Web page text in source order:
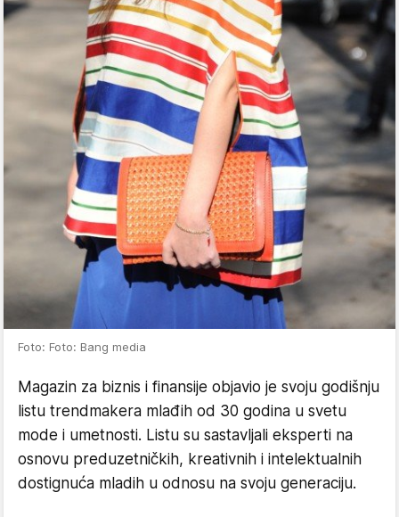
Foto: Foto: Bang media
Magazin za biznis i finansije objavio je svoju godišnju
listu trendmakera mlađih od 30 godina u svetu
mode i umetnosti. Listu su sastavljali eksperti na
osnovu preduzetničkih, kreativnih i intelektualnih
dostignuća mladih u odnosu na svoju generaciju.